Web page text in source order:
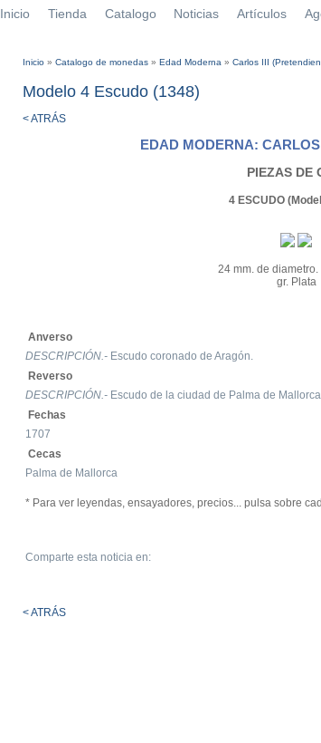
Inicio Tienda Catalogo Noticias Artículos
Inicio » Catalogo de monedas » Edad Moderna » Carlos III
Modelo 4 Escudo (1348)
< ATRÁS
EDAD MODERNA:
PIEZAS DE
4 ESCUDO
24 mm. de
gr. Plata
Anverso
DESCRIPCIÓN.- Escudo coronado de Aragón.
Reverso
DESCRIPCIÓN.- Escudo de la ciudad de Palma de Mallorca
Fechas
1707
Cecas
Palma de Mallorca
* Para ver leyendas, ensayadores, precios... pulsa sobre
Comparte esta noticia en:
< ATRÁS